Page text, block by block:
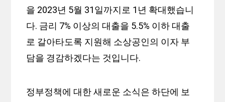
을 2023년 5월 31일까지로 1년 확대했습니
다. 금리 7% 이상의 대출을 5.5% 이하 대출
로 갈아타도록 지원해 소상공인의 이자 부
담을 경감하겠다는 것입니다.
정부정책에 대한 새로운 소식은 하단에 보